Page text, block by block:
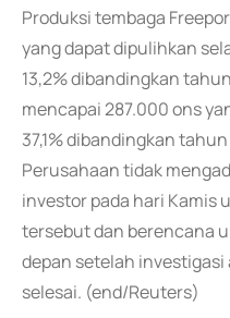
Produksi tembaga
yang dapat dipulihkan
13,2% dibandingkan
mencapai 287.000 ons
37,1% dibandingkan
Perusahaan tidak
investor pada hari Kamis
tersebut dan berencana
depan setelah
selesai. (end/Reuters)